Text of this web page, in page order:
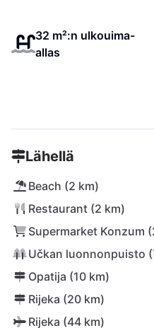
32 m²:n ulkouima-
allas
Lähellä
Beach (2 km)
Restaurant (2 km)
Supermarket Konzum
Učkan luonnonpuisto
Opatija (10 km)
Rijeka (20 km)
Rijeka (44 km)